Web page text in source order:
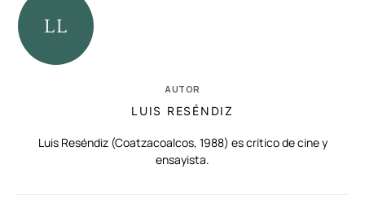
AUTOR
LUIS RESÉNDIZ
Luis Reséndiz (Coatzacoalcos, 1988) es crítico de cine y
ensayista.